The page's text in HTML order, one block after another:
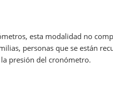
esta modalidad no
personas que se están
presión del cronómetro.